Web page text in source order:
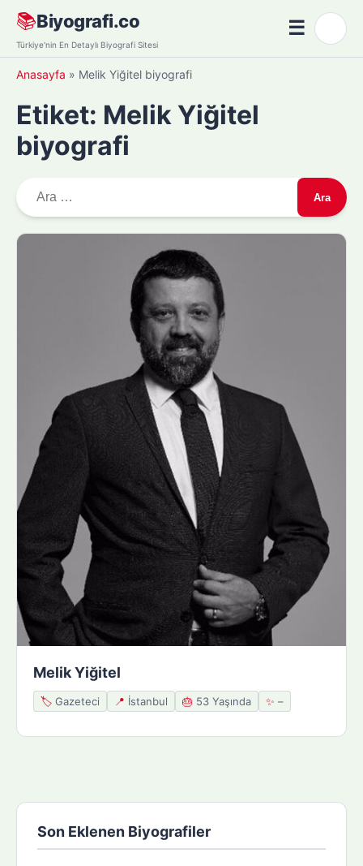
Skip
content
📚Biyografi.co
Türkiye'nin En Detaylı Biyografi Sitesi
☰Menü
Anasayfa » Melik Yiğitel biyografi
Etiket: Melik Yiğitel
biyografi
r
Melik Yiğitel
🏷️ Gazeteci 📍 İstanbul 🎂 53 Yaşında ✨ –
Son Eklenen Biyografiler